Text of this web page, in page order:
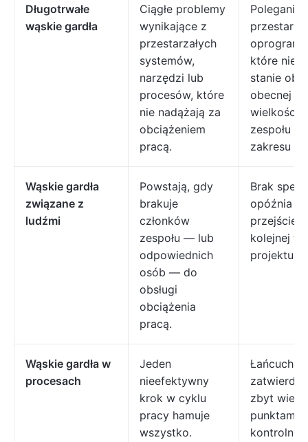
Długotrwałe
wąskie gardła
Ciągłe problemy
wynikające z
przestarzałych
systemów,
narzędzi lub
procesów, które
nie nadążają za
obciążeniem
pracą.
Poleganie
które nie
stanie
obecnej
wielkości
zespołu
zakresu
Wąskie gardła
związane z
ludźmi
Powstają, gdy
brakuje
członków
zespołu — lub
odpowiednich
osób — do
obsługi
obciążenia
pracą.
Brak
opóźnia
przejście
kolejnej
projektu.
Wąskie gardła w
procesach
Jeden
nieefektywny
krok w cyklu
pracy hamuje
wszystko.
Łańcuch
zbyt
punktami